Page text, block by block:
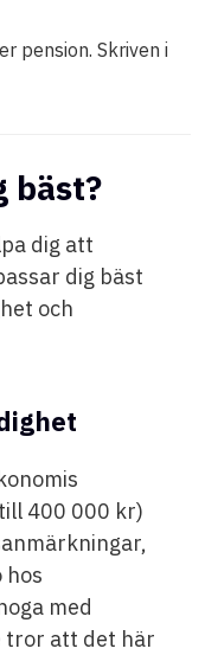
pension. Skriven i
bäst?
dig att
dig bäst
och
400 000 kr)
hos
med
tror att det här